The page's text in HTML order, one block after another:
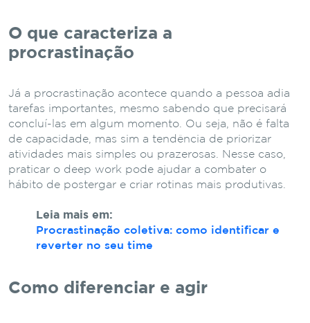
O que caracteriza a
procrastinação
Já a procrastinação acontece quando a pessoa adia
tarefas importantes, mesmo sabendo que precisará
concluí-las em algum momento. Ou seja, não é falta
de capacidade, mas sim a tendência de priorizar
atividades mais simples ou prazerosas. Nesse caso,
praticar o deep work pode ajudar a combater o
hábito de postergar e criar rotinas mais produtivas.
Leia mais em:
Procrastinação coletiva: como identificar e
reverter no seu time
Como diferenciar e agir